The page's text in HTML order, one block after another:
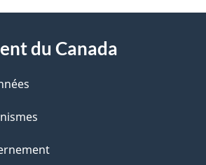
du Canada